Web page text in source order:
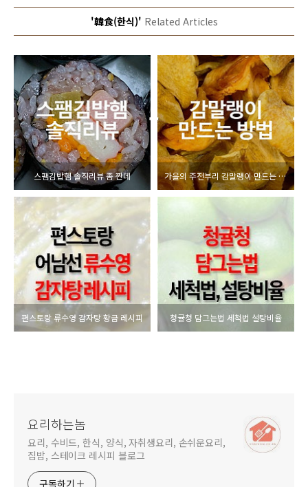
'韓食(한식)' Related Articles
스팸김밥햄 솔직리뷰 좀 짠데 가을의 주전부리 감말랭이 만드는 방법 감말랭이 만들기
편스토랑 류수영 감자탕 황금 레시피 청귤청 담그는법 세척법 설탕비율
요리하는놈
요리, 수비드, 한식, 양식, 자취생요리, 손쉬운요리,
집밥, 스테이크 레시피 블로그
구독하기